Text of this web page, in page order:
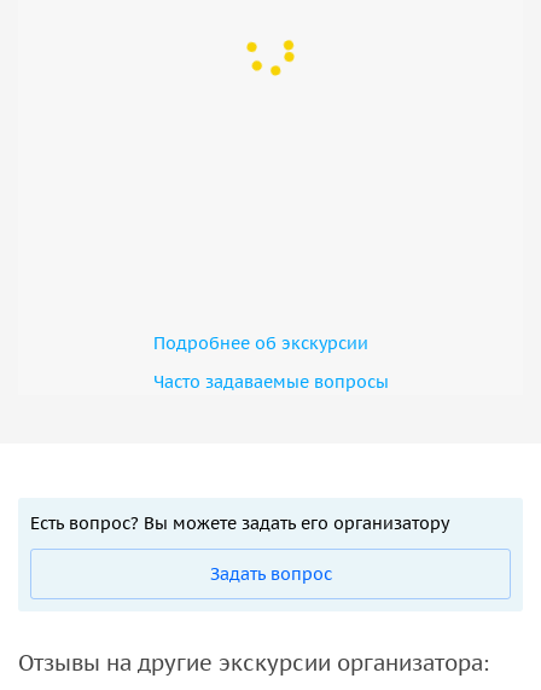
Подробнее об экскурсии
Часто задаваемые вопросы
Есть вопрос? Вы можете задать его организатору
Задать вопрос
Отзывы на другие экскурсии организатора: